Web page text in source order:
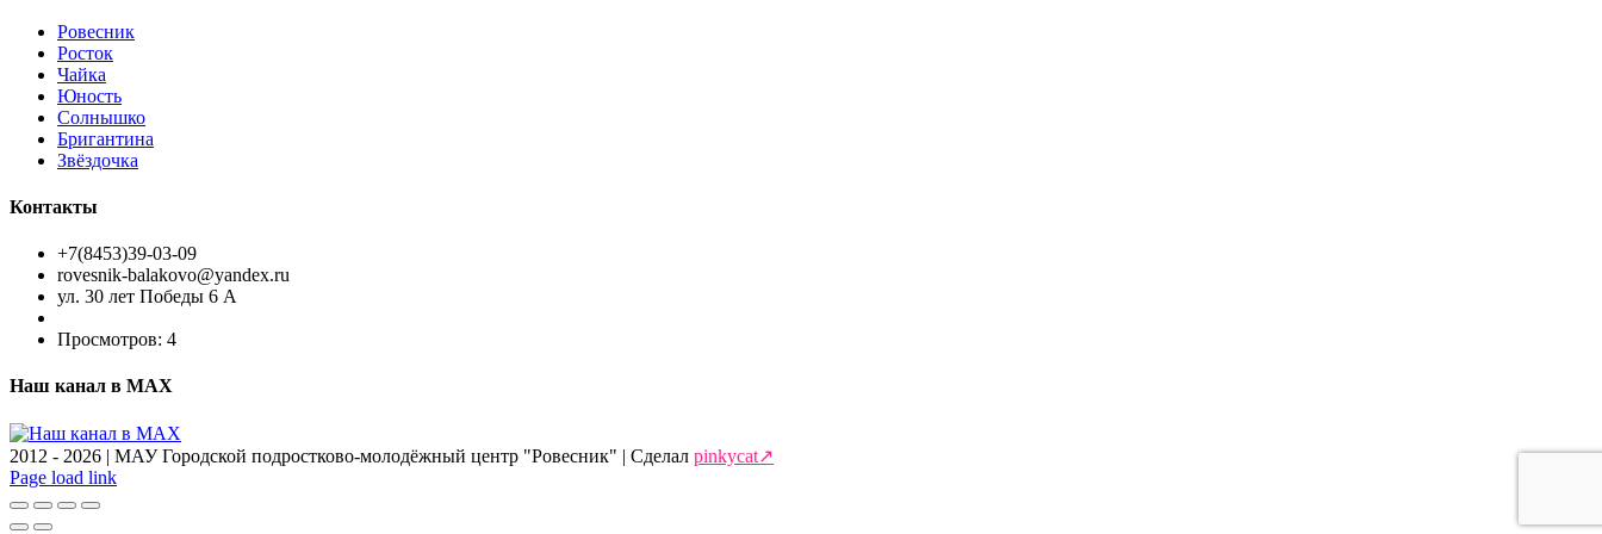
Ровесник
Росток
Чайка
Юность
Солнышко
Бригантина
Звёздочка
Контакты
+7(8453)39-03-09
rovesnik-balakovo@yandex.ru
ул. 30 лет Победы 6 А
Просмотров: 4
Наш канал в МАХ
2012 - 2026 | МАУ Городской подростково-молодёжный центр "Ровесник" | Сделал pinkycat↗
Page load link